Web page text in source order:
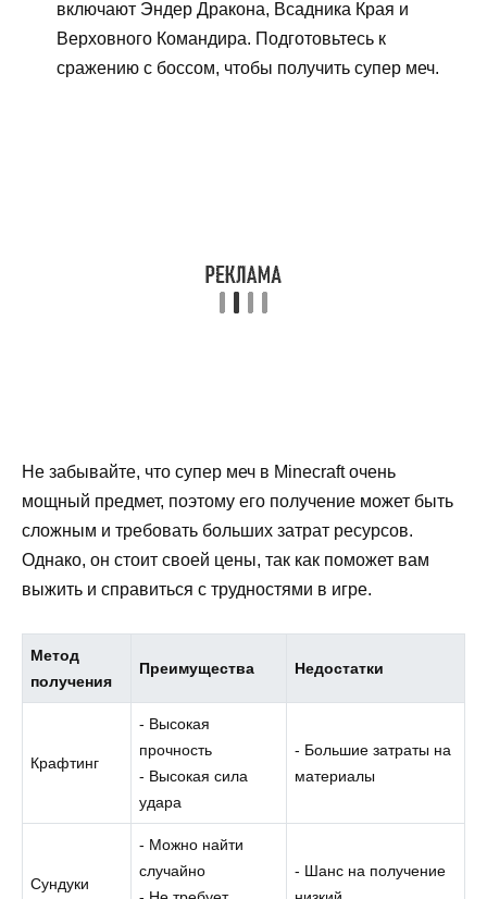
включают Эндер Дракона, Всадника Края и
Верховного Командира. Подготовьтесь к
сражению с боссом, чтобы получить супер меч.
Не забывайте, что супер меч в Minecraft очень
мощный предмет, поэтому его получение может быть
сложным и требовать больших затрат ресурсов.
Однако, он стоит своей цены, так как поможет вам
выжить и справиться с трудностями в игре.
Метод
получения
Преимущества Недостатки
Крафтинг
- Высокая
прочность
- Высокая сила
удара
- Большие затраты на
материалы
Сундуки
- Можно найти
случайно
- Шанс на получение